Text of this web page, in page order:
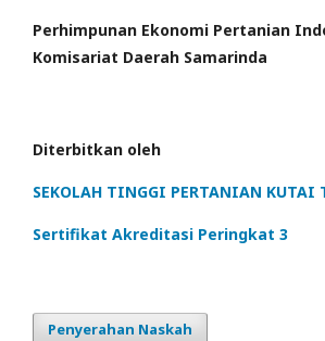
Perhimpunan Ekonomi Pertanian
Komisariat Daerah Samarinda
Diterbitkan oleh
SEKOLAH TINGGI PERTANIAN KUTAI
Sertifikat Akreditasi Peringkat 3
Penyerahan Naskah